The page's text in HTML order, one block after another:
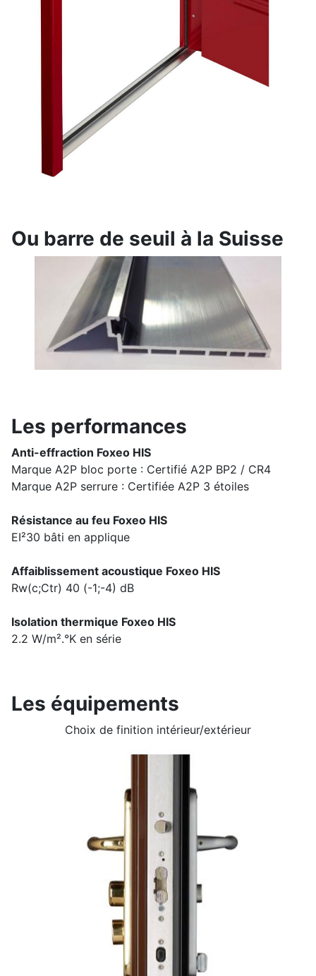
Ou barre de seuil à la Suisse
Les performances
Anti-effraction Foxeo HIS
Marque A2P bloc porte : Certifié A2P BP2 / CR4
Marque A2P serrure : Certifiée A2P 3 étoiles
Résistance au feu Foxeo HIS
EI²30 bâti en applique
Affaiblissement acoustique Foxeo HIS
Rw(c;Ctr) 40 (-1;-4) dB
Isolation thermique Foxeo HIS
2.2 W/m².°K en série
Les équipements
Choix de finition intérieur/extérieur